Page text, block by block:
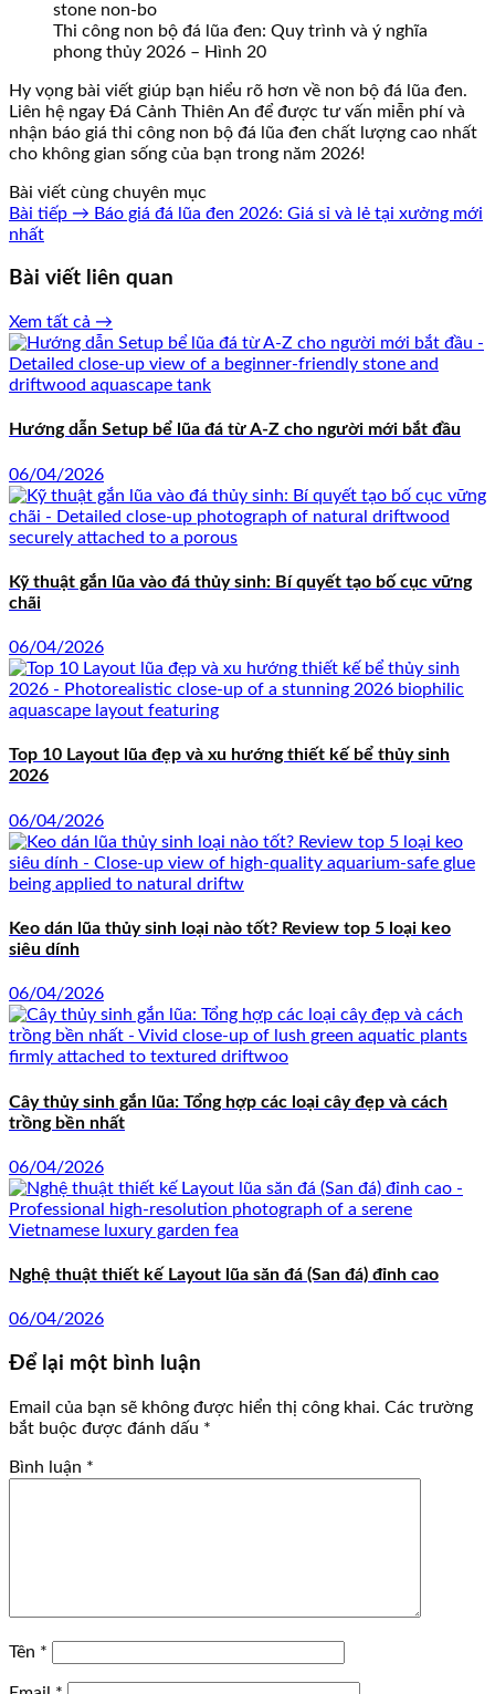
Thi công non bộ đá lũa đen: Quy trình và ý nghĩa
phong thủy 2026 – Hình 20
Hy vọng bài viết giúp bạn hiểu rõ hơn về non bộ đá lũa đen.
Liên hệ ngay Đá Cảnh Thiên An để được tư vấn miễn phí và
nhận báo giá thi công non bộ đá lũa đen chất lượng cao nhất
cho không gian sống của bạn trong năm 2026!
Bài viết cùng chuyên mục
Bài tiếp → Báo giá đá lũa đen 2026: Giá sỉ và lẻ tại xưởng mới
nhất
Bài viết liên quan
Xem tất cả →
Hướng dẫn Setup bể lũa đá từ A-Z cho người mới bắt đầu
06/04/2026
Kỹ thuật gắn lũa vào đá thủy sinh: Bí quyết tạo bố cục vững
chãi
06/04/2026
Top 10 Layout lũa đẹp và xu hướng thiết kế bể thủy sinh
2026
06/04/2026
Keo dán lũa thủy sinh loại nào tốt? Review top 5 loại keo
siêu dính
06/04/2026
Cây thủy sinh gắn lũa: Tổng hợp các loại cây đẹp và cách
trồng bền nhất
06/04/2026
Nghệ thuật thiết kế Layout lũa săn đá (San đá) đỉnh cao
06/04/2026
Để lại một bình luận
Email của bạn sẽ không được hiển thị công khai. Các trường
bắt buộc được đánh dấu *
Bình luận *
Tên *